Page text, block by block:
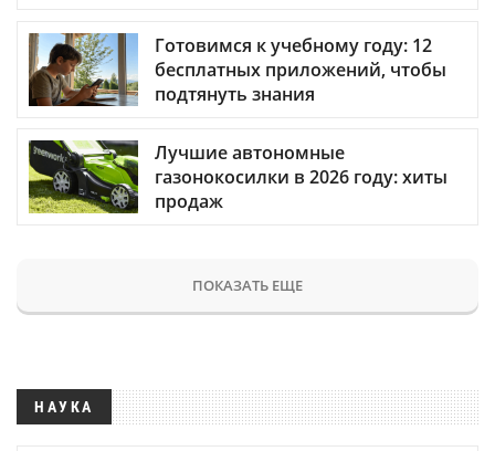
Готовимся к учебному году: 12
бесплатных приложений, чтобы
подтянуть знания
Лучшие автономные
газонокосилки в 2026 году: хиты
продаж
ПОКАЗАТЬ ЕЩЕ
НАУКА